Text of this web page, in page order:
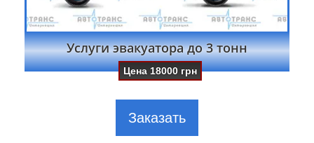
Услуги эвакуатора до 3 тонн
Цена18000 грн
Заказать